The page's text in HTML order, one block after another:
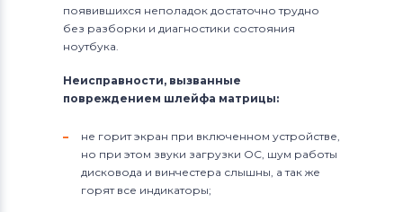
появившихся неполадок достаточно трудно
без разборки и диагностики состояния
ноутбука.
Неисправности, вызванные
повреждением шлейфа матрицы:
не горит экран при включенном устройстве,
но при этом звуки загрузки ОС, шум работы
дисковода и винчестера слышны, а так же
горят все индикаторы;